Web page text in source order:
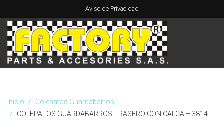
Aviso de Privacidad
Inicio
Colepatos Guardabarros
COLEPATOS GUARDABARROS TRASERO CON CALCA – 3814